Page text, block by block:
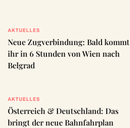
AKTUELLES
Neue Zugverbindung: Bald kommt
ihr in 6 Stunden von Wien nach
Belgrad
AKTUELLES
Österreich & Deutschland: Das
bringt der neue Bahnfahrplan